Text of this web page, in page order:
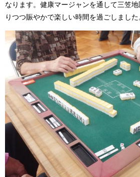
なります。健康マージャンを通して三笠
りつつ賑やかで楽しい時間を過ごしました